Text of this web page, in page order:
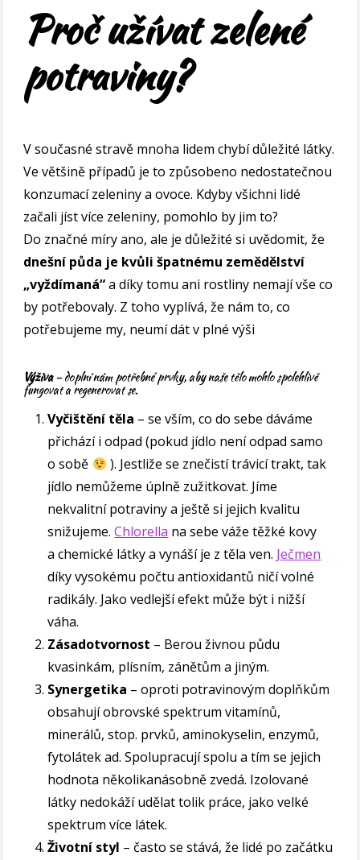
Proč užívat zelené
potraviny?
V současné stravě mnoha lidem chybí důležité látky.
Ve většině případů je to způsobeno nedostatečnou
konzumací zeleniny a ovoce. Kdyby všichni lidé
začali jíst více zeleniny, pomohlo by jim to?
Do značné míry ano, ale je důležité si uvědomit, že
dnešní půda je kvůli špatnému zemědělství
„vyždímaná“a díky tomu ani rostliny nemají vše co
by potřebovaly. Z toho vyplívá, že nám to, co
potřebujeme my, neumí dát v plné výši
Výživa– doplní nám potřebné prvky, aby naše tělo mohlo spolehlivě
fungovat a regenerovat se.
Vyčištění těla – se vším, co do sebe dáváme
přichází i odpad (pokud jídlo není odpad samo
o sobě
). Jestliže se znečistí trávicí trakt, tak
jídlo nemůžeme úplně zužitkovat. Jíme
nekvalitní potraviny a ještě si jejich kvalitu
snižujeme.Chlorella na sebe váže těžké kovy
a chemické látky a vynáší je z těla ven. Ječmen
díky vysokému počtu antioxidantů ničí volné
radikály. Jako vedlejší efekt může být i nižší
váha.
Zásadotvornost – Berou živnou půdu
kvasinkám, plísním, zánětům a jiným.
Synergetika – oproti potravinovým doplňkům
obsahují obrovské spektrum vitamínů,
minerálů, stop. prvků, aminokyselin, enzymů,
fytolátek ad. Spolupracují spolu a tím se jejich
hodnota několikanásobně zvedá. Izolované
látky nedokáží udělat tolik práce, jako velké
spektrum více látek.
Životní styl – často se stává, že lidé po začátku